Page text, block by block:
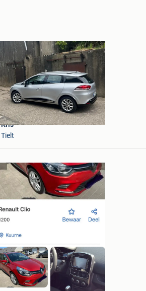
Mijn
Favorieten
Kris
Tielt
Mijn
Favorieten
kathy
Heule